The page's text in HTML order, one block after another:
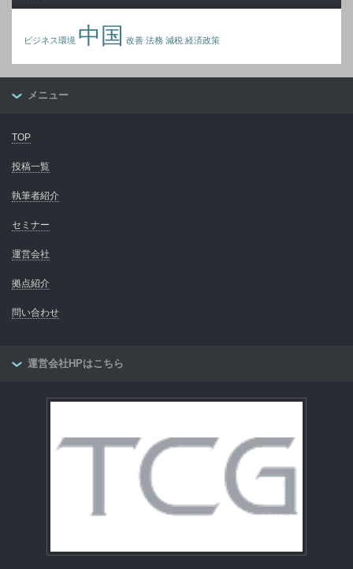
ビジネス環境 中国 改善 法務 減税 経済政策
メニュー
TOP
投稿一覧
執筆者紹介
セミナー
運営会社
拠点紹介
問い合わせ
運営会社HPはこちら